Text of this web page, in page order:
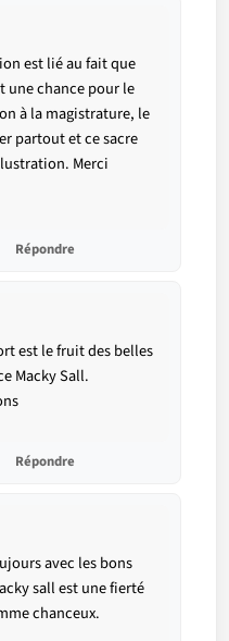
est lié au fait que
une chance pour le
à la magistrature, le
partout et ce sacre
Merci
Répondre
est le fruit des belles
Macky Sall.
Répondre
avec les bons
sall est une fierté
chanceux.